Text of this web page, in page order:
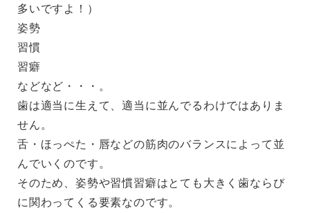
多いですよ！）
姿勢
習慣
習癖
などなど・・・。
歯は適当に生えて、適当に並んでるわけではありま
せん。
舌・ほっぺた・唇などの筋肉のバランスによって並
んでいくのです。
そのため、姿勢や習慣習癖はとても大きく歯ならび
に関わってくる要素なのです。